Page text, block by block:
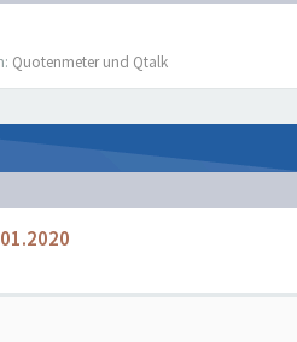
Quotenmeter und Qtalk